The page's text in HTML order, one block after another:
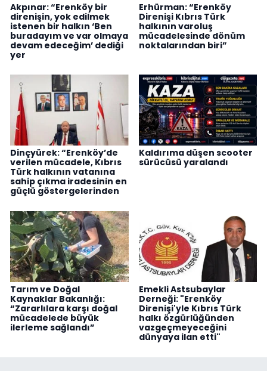
Akpınar: “Erenköy bir
direnişin, yok edilmek
istenen bir halkın ‘Ben
buradayım ve var olmaya
devam edeceğim’ dediği
yer
Erhürman: “Erenköy
Direnişi Kıbrıs Türk
halkının varoluş
mücadelesinde dönüm
noktalarından biri”
Dinçyürek: “Erenköy’de
verilen mücadele, Kıbrıs
Türk halkının vatanına
sahip çıkma iradesinin en
güçlü göstergelerinden
Kaldırıma düşen scooter
sürücüsü yaralandı
Tarım ve Doğal
Kaynaklar Bakanlığı:
“Zararlılara karşı doğal
mücadelede büyük
ilerleme sağlandı”
Emekli Astsubaylar
Derneği: "Erenköy
Direnişi'yle Kıbrıs Türk
halkı özgürlüğünden
vazgeçmeyeceğini
dünyaya ilan etti"